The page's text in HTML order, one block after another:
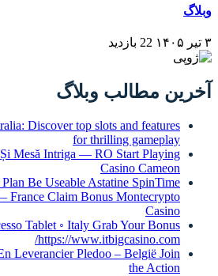
وبلاگ
۳ تیر ۱۴۰۵ 22 بازدید
آخرین مطالب وبلاگ
Discover top slots and features
for thrilling gameplay
Mesă Intriga — RO Start Playing
Casino Cameon
Be Useable Astatine SpinTime
France Claim Bonus Montecrypto
Casino
Tablet ◦ Italy Grab Your Bonus
https://www.itbigcasino.com/
Leverancier Pledoo – België Join
the Action